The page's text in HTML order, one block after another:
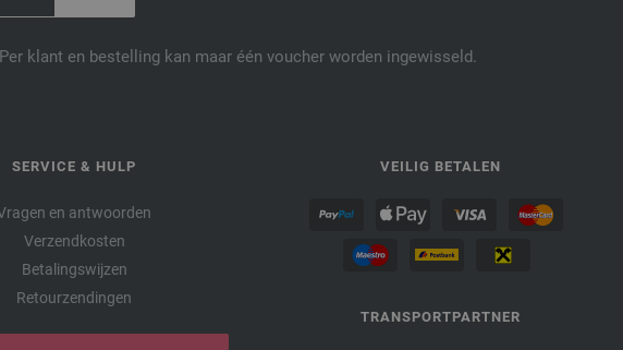
klant en bestelling kan maar één voucher worden ingewisseld.
SERVICE & HULP
en antwoorden
Verzendkosten
Betalingswijzen
Retourzendingen
VEILIG BETALEN
TRANSPORTPARTNER